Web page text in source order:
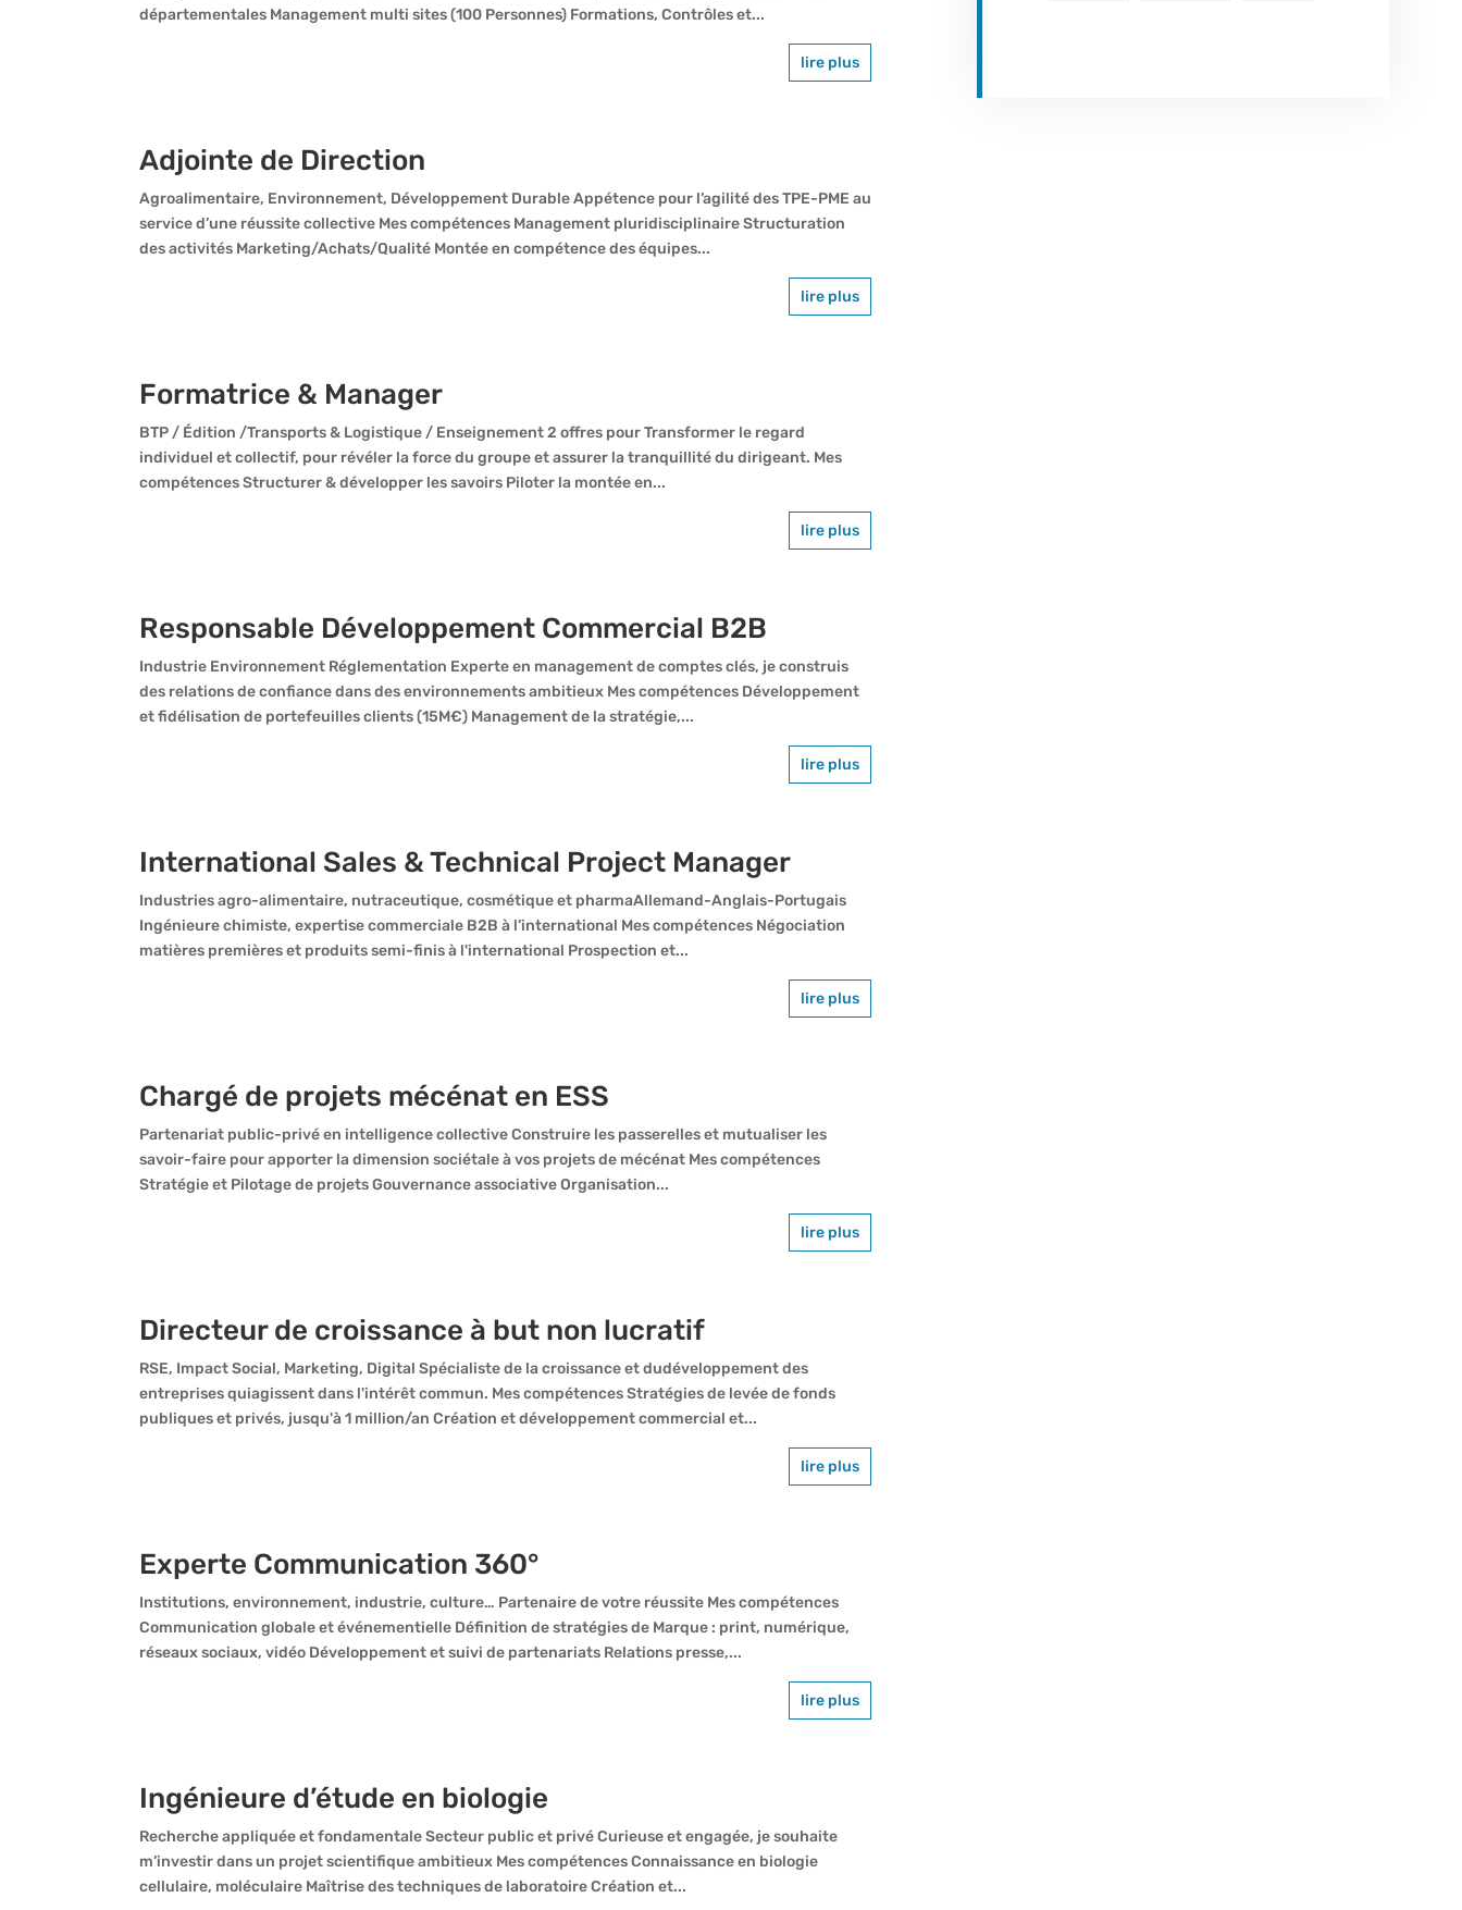
départementales Management multi sites (100 Personnes) Formations, Contrôles et...
lire plus
Adjointe de Direction
Agroalimentaire, Environnement, Développement Durable Appétence pour l’agilité des TPE-PME au
service d’une réussite collective Mes compétences Management pluridisciplinaire Structuration
des activités Marketing/Achats/Qualité Montée en compétence des équipes...
lire plus
Formatrice & Manager
BTP / Édition /Transports & Logistique / Enseignement 2 offres pour Transformer le regard
individuel et collectif, pour révéler la force du groupe et assurer la tranquillité du dirigeant. Mes
compétences Structurer & développer les savoirs Piloter la montée en...
lire plus
Responsable Développement Commercial B2B
Industrie Environnement Réglementation Experte en management de comptes clés, je construis
des relations de confiance dans des environnements ambitieux Mes compétences Développement
et fidélisation de portefeuilles clients (15M€) Management de la stratégie,...
lire plus
International Sales & Technical Project Manager
Industries agro-alimentaire, nutraceutique, cosmétique et pharmaAllemand-Anglais-Portugais
Ingénieure chimiste, expertise commerciale B2B à l’international Mes compétences Négociation
matières premières et produits semi-finis à l'international Prospection et...
lire plus
Chargé de projets mécénat en ESS
Partenariat public-privé en intelligence collective Construire les passerelles et mutualiser les
savoir-faire pour apporter la dimension sociétale à vos projets de mécénat Mes compétences
Stratégie et Pilotage de projets Gouvernance associative Organisation...
lire plus
Directeur de croissance à but non lucratif
RSE, Impact Social, Marketing, Digital Spécialiste de la croissance et dudéveloppement des
entreprises quiagissent dans l'intérêt commun. Mes compétences Stratégies de levée de fonds
publiques et privés, jusqu'à 1 million/an Création et développement commercial et...
lire plus
Experte Communication 360°
Institutions, environnement, industrie, culture… Partenaire de votre réussite Mes compétences
Communication globale et événementielle Définition de stratégies de Marque : print, numérique,
réseaux sociaux, vidéo Développement et suivi de partenariats Relations presse,...
lire plus
Ingénieure d’étude en biologie
Recherche appliquée et fondamentale Secteur public et privé Curieuse et engagée, je souhaite
m’investir dans un projet scientifique ambitieux Mes compétences Connaissance en biologie
cellulaire, moléculaire Maîtrise des techniques de laboratoire Création et...